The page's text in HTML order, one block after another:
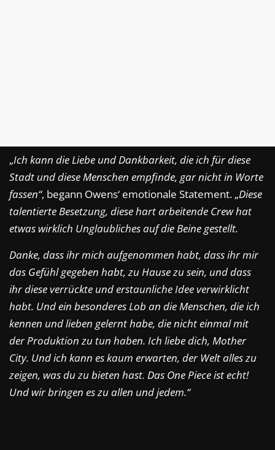
„Ich kann die Liebe und Dankbarkeit, die ich für diese
Stadt und diese Menschen empfinde, gar nicht in Worte
fassen“, begann Owens‘ emotionale Statement. „Diese
talentierte Besetzung, diese hart arbeitende Crew hat
etwas wirklich Unglaubliches auf die Beine gestellt.
Danke, dass ihr mich aufgenommen habt, dass ihr mir
das Gefühl gegeben habt, zu Hause zu sein, und dass
ihr diese verrückte und erstaunliche Idee verwirklicht
habt. Und ein besonderes Lob an die Menschen, die ich
kennen und lieben gelernt habe, die nicht einmal mit
der Produktion zu tun haben. Ich liebe dich, Mother
City. Und ich kann es kaum erwarten, der Welt alles zu
zeigen, was du zu bieten hast. Das One Piece ist echt!
Und wir bringen es zu allen und jedem.“